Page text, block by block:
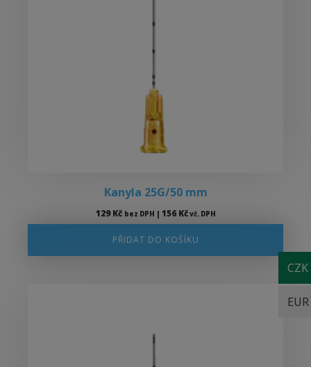
CZK
EUR
Kanyla 25G/50 mm
129Kč bez DPH | 156Kčvč. DPH
PŘIDAT DO KOŠÍKU